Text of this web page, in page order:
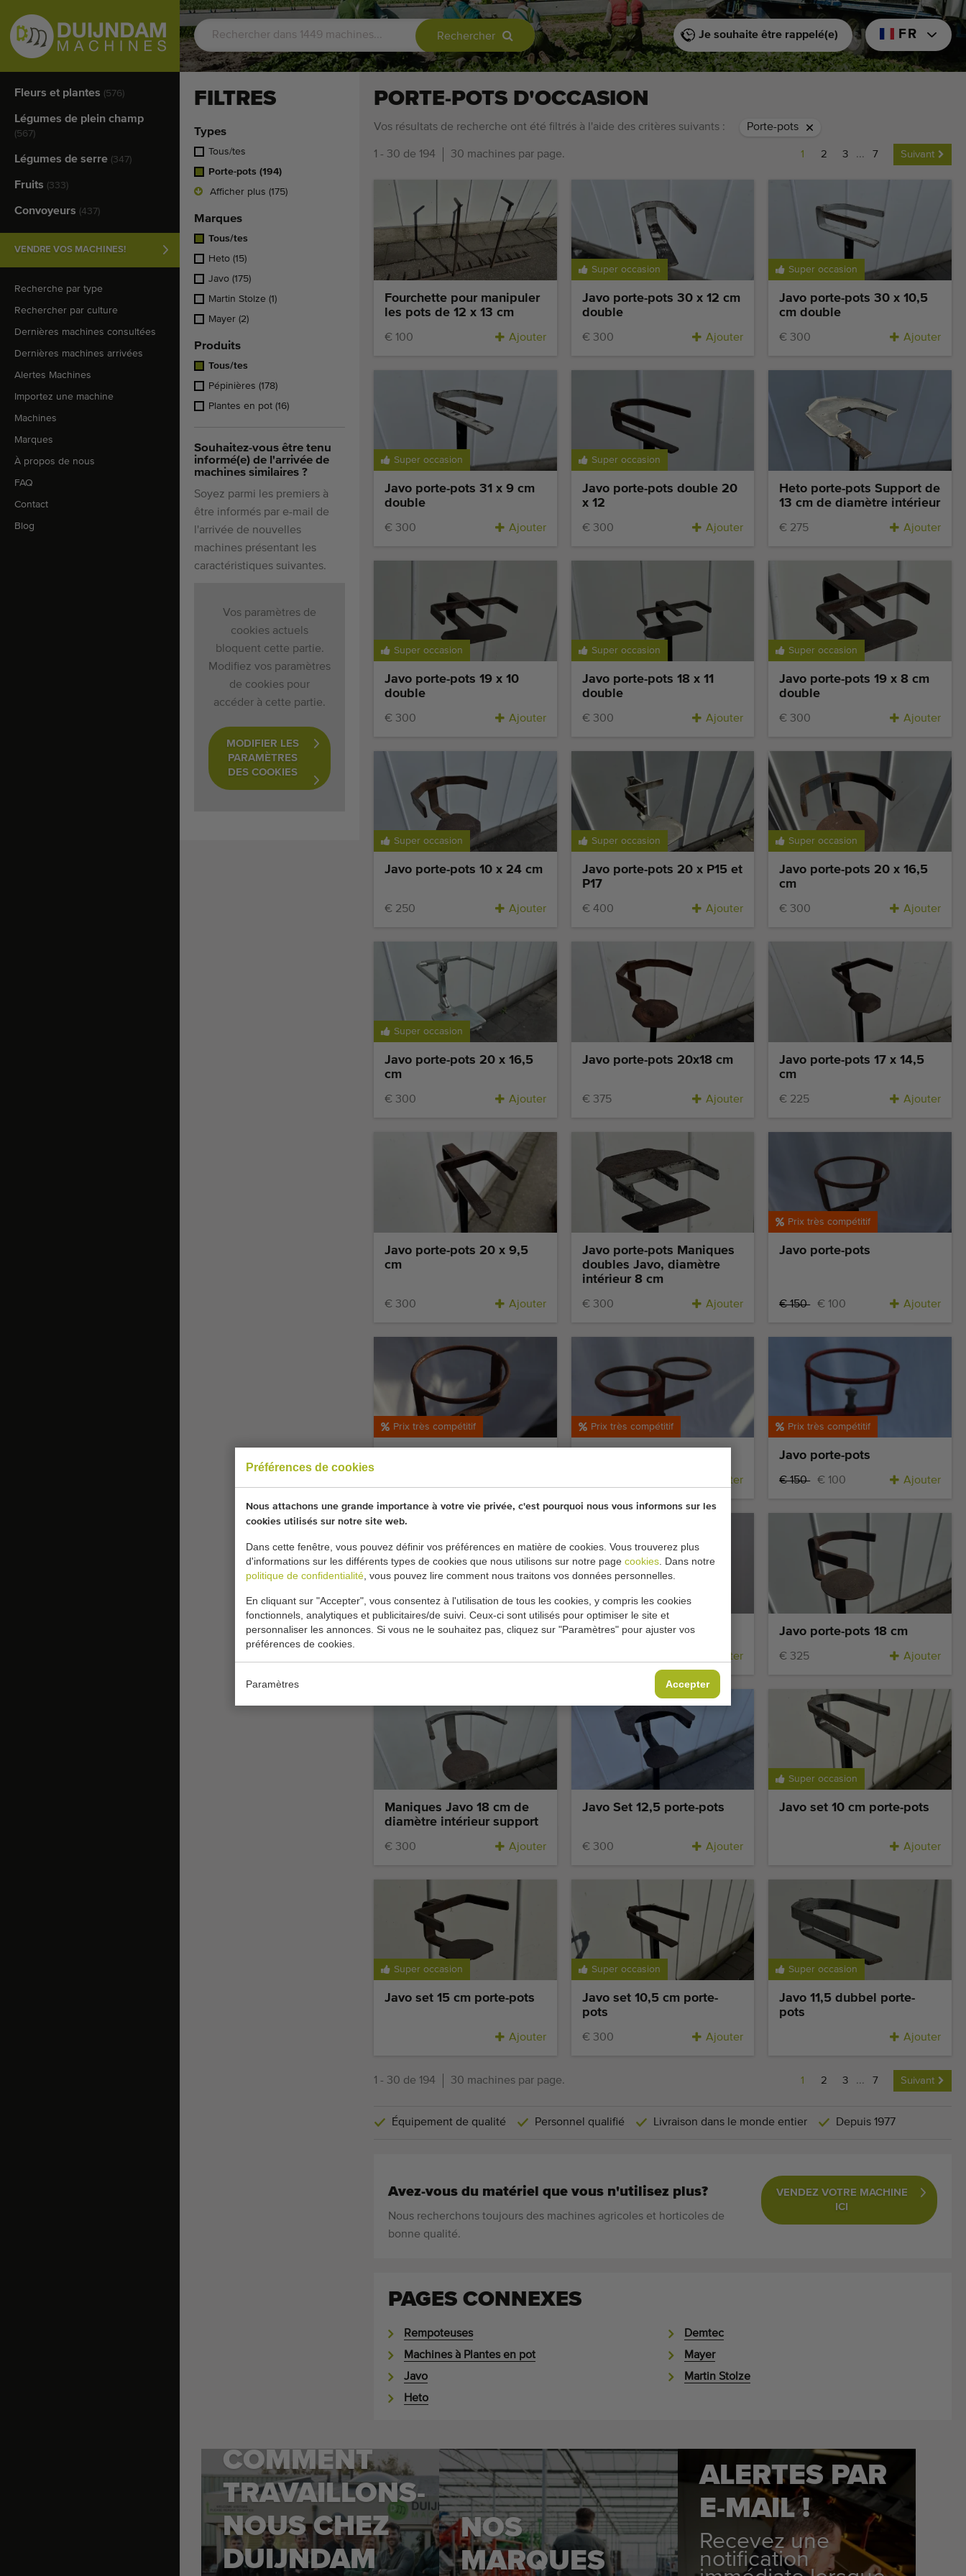
Préférences de cookies
Nous attachons une grande importance à votre vie privée, c'est pourquoi nous vous informons sur les
cookies utilisés sur notre site web.
Dans cette fenêtre, vous pouvez définir vos préférences en matière de cookies. Vous trouverez plus
d'informations sur les différents types de cookies que nous utilisons sur notre page cookies . Dans notre
politique de confidentialité , vous pouvez lire comment nous traitons vos données personnelles.
En cliquant sur "Accepter", vous consentez à l'utilisation de tous les cookies, y compris les cookies
fonctionnels, analytiques et publicitaires/de suivi. Ceux-ci sont utilisés pour optimiser le site et
personnaliser les annonces. Si vous ne le souhaitez pas, cliquez sur "Paramètres" pour ajuster vos
préférences de cookies.
Paramètres Accepter
Fleurs et plantes (576)
Légumes de plein champ
(567)
Légumes de serre (347)
Fruits (333)
Convoyeurs (437)
VENDRE VOS MACHINES!
Recherche par type
Rechercher par culture
Dernières machines consultées
Dernières machines arrivées
Alertes Machines
Importez une machine
Machines
Marques
À propos de nous
FAQ
Contact
Blog
Rechercher FR
Je souhaite être rappelé(e)
FILTRES
Types
Tous/tes
Porte-pots (194)
Afficher plus (175)
Marques
Tous/tes
Heto (15)
Javo (175)
Martin Stolze (1)
Mayer (2)
Produits
Tous/tes
Pépinières (178)
Plantes en pot (16)
Souhaitez-vous être tenu
informé(e) de l'arrivée de
machines similaires ?
Soyez parmi les premiers à
être informés par e-mail de
l'arrivée de nouvelles
machines présentant les
caractéristiques suivantes.
Vos paramètres de
cookies actuels
bloquent cette partie.
Modifiez vos paramètres
de cookies pour
accéder à cette partie.
MODIFIER LES
PARAMÈTRES
DES COOKIES
PORTE-POTS D'OCCASION
Vos résultats de recherche ont été filtrés à l'aide des critères suivants : Porte-pots
1 - 30 de 194 30 machines par page. 1 2 3 ... 7 Suivant
Fourchette pour manipuler
les pots de 12 x 13 cm
€ 100 Ajouter
Super occasion
Javo porte-pots 30 x 12 cm
double
€ 300 Ajouter
Super occasion
Javo porte-pots 30 x 10,5
cm double
€ 300 Ajouter
Super occasion
Javo porte-pots 31 x 9 cm
double
€ 300 Ajouter
Super occasion
Javo porte-pots double 20
x 12
€ 300 Ajouter
Heto porte-pots Support de
13 cm de diamètre intérieur
€ 275 Ajouter
Super occasion
Javo porte-pots 19 x 10
double
€ 300 Ajouter
Super occasion
Javo porte-pots 18 x 11
double
€ 300 Ajouter
Super occasion
Javo porte-pots 19 x 8 cm
double
€ 300 Ajouter
Super occasion
Javo porte-pots 10 x 24 cm
€ 250 Ajouter
Super occasion
Javo porte-pots 20 x P15 et
P17
€ 400 Ajouter
Super occasion
Javo porte-pots 20 x 16,5
cm
€ 300 Ajouter
Super occasion
Javo porte-pots 20 x 16,5
cm
€ 300 Ajouter
Javo porte-pots 20x18 cm
€ 375 Ajouter
Javo porte-pots 17 x 14,5
cm
€ 225 Ajouter
Javo porte-pots 20 x 9,5
cm
€ 300 Ajouter
Javo porte-pots Maniques
doubles Javo, diamètre
intérieur 8 cm
€ 300 Ajouter
Prix très compétitif
Javo porte-pots
€ 150 € 100 Ajouter
Prix très compétitif Prix très compétitif
Ajouter
Prix très compétitif
Javo porte-pots
€ 150 € 100 Ajouter
Super occasion
Javo porte-pots
Prix très compétitif
Javo porte-pots
Ajouter
Javo porte-pots 18 cm
€ 325 Ajouter
Maniques Javo 18 cm de
diamètre intérieur support
€ 300 Ajouter
Javo Set 12,5 porte-pots
€ 300 Ajouter
Super occasion
Javo set 10 cm porte-pots
Ajouter
Super occasion
Javo set 15 cm porte-pots
Ajouter
Super occasion
Javo set 10,5 cm porte-
pots
€ 300 Ajouter
Super occasion
Javo 11,5 dubbel porte-
pots
Ajouter
1 - 30 de 194 30 machines par page. 1 2 3 ... 7 Suivant
Équipement de qualité Personnel qualifié Livraison dans le monde entier Depuis 1977
Avez-vous du matériel que vous n'utilisez plus?
Nous recherchons toujours des machines agricoles et horticoles de
bonne qualité.
VENDEZ VOTRE MACHINE
ICI
PAGES CONNEXES
Rempoteuses
Machines à Plantes en pot
Javo
Heto
Demtec
Mayer
Martin Stolze
COMMENT
TRAVAILLONS-
NOUS CHEZ
DUIJNDAM
NOS
MARQUES
ALERTES PAR
E-MAIL !
Recevez une
notification